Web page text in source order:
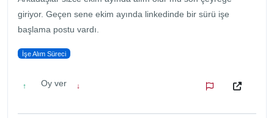
giriyor. Geçen sene ekim ayında linkedinde bir sürü işe
başlama postu vardı.
İşe Alım Süreci
↑ Oy ver ↓